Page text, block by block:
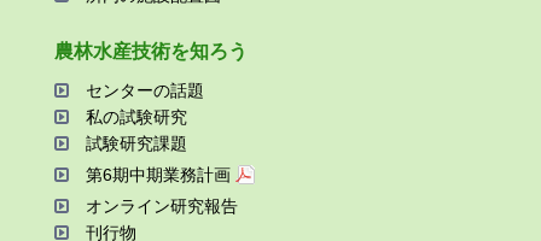
農林⽔産技術を知ろう
センターの話題
私の試験研究
試験研究課題
第6期中期業務計画
オンライン研究報告
刊⾏物